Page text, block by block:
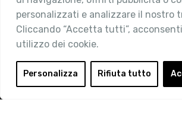
personalizzati e analizzare il nostro
Cliccando “Accetta tutti”,
utilizzo dei cookie.
Personalizza Rifiuta tutto
Attività
Contatti
Area Riservata
Login
Diventa Socio